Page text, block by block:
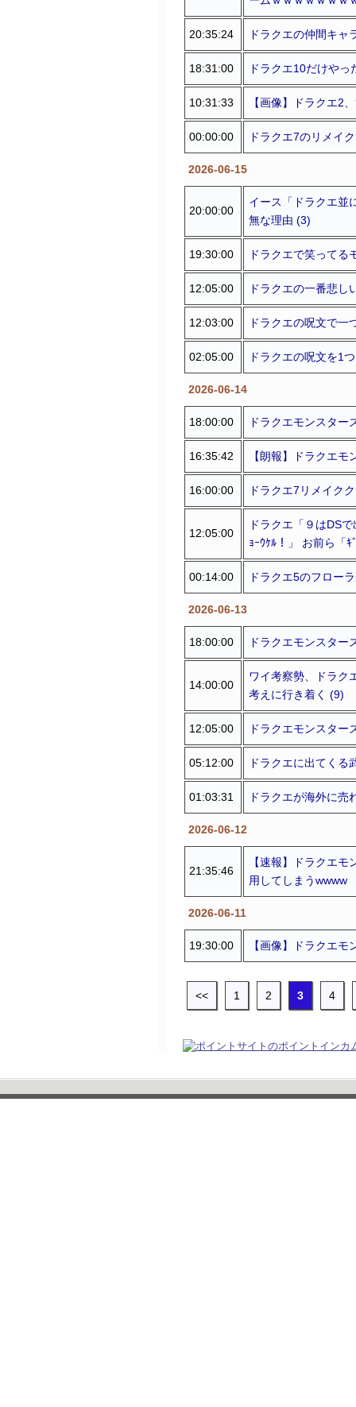
20:35:24 ドラクエの仲間キ
18:31:00 ドラクエ10だけや
10:31:33 【画像】ドラクエ2
00:00:00 ドラクエ7のリメイ
2026-06-15
20:00:00
イース「ドラクエ並
無な理由 (3)
19:30:00 ドラクエで笑ってる
12:05:00 ドラクエの一番悲し
12:03:00 ドラクエの呪文で一
02:05:00 ドラクエの呪文を1
2026-06-14
18:00:00 ドラクエモンスター
16:35:42 【朗報】ドラクエ
16:00:00 ドラクエ7リメイク
12:05:00
ドラクエ「９はDS
ｮｰｳｹﾙ！」 お前ら「ｷ
00:14:00 ドラクエ5のフロー
2026-06-13
18:00:00 ドラクエモンスター
14:00:00
ワイ考察勢、ドラク
考えに行き着く (9)
12:05:00 ドラクエモンスター
05:12:00 ドラクエに出てくる
01:03:31 ドラクエが海外に
2026-06-12
21:35:46
【速報】ドラクエ
用してしまうwwww
2026-06-11
19:30:00 【画像】ドラクエ
<< 1 2 3 4